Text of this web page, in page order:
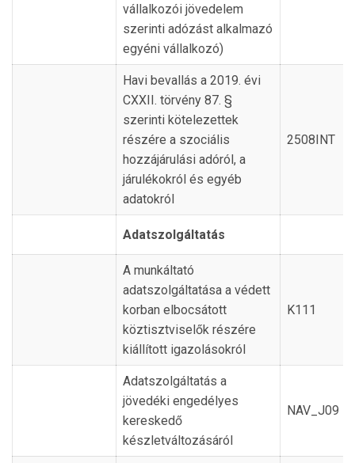
vállalkozói jövedelem
szerinti adózást alkalmazó
egyéni vállalkozó)
Havi bevallás a 2019. évi
CXXII. törvény 87. §
szerinti kötelezettek
részére a szociális
hozzájárulási adóról, a
járulékokról és egyéb
adatokról
2508INT
Adatszolgáltatás
A munkáltató
adatszolgáltatása a védett
korban elbocsátott
köztisztviselők részére
kiállított igazolásokról
K111
Adatszolgáltatás a
jövedéki engedélyes
kereskedő
készletváltozásáról
NAV_J09